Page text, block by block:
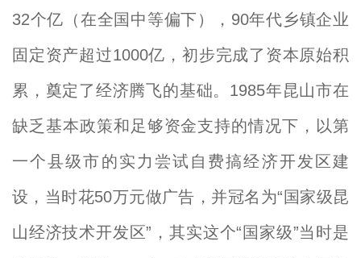
32个亿（在全国中等偏下），90年代乡镇企业
固定资产超过1000亿，初步完成了资本原始积
累，奠定了经济腾飞的基础。1985年昆山市在
缺乏基本政策和足够资金支持的情况下，以第
一个县级市的实力尝试自费搞经济开发区建
设，当时花50万元做广告，并冠名为“国家级昆
山经济技术开发区”，其实这个“国家级”当时是